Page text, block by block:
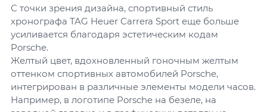
С точки зрения дизайна, спортивный стиль
хронографа TAG Heuer Carrera Sport еще больше
усиливается благодаря эстетическим кодам
Porsche.
Желтый цвет, вдохновленный гоночным желтым
оттенком спортивных автомобилей Porsche,
интегрирован в различные элементы модели часов.
Например, в логотипе Porsche на безеле, на